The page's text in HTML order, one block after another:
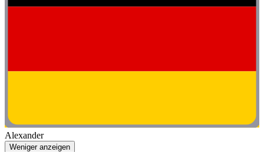
Alexander
Weniger anzeigen